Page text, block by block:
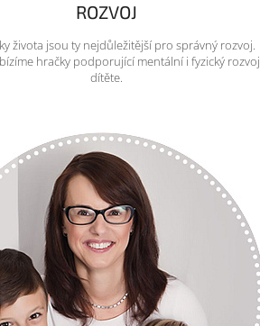
ROZVOJ
života jsou ty nejdůležitější pro správný rozvoj.
hračky podporující mentální i fyzický rozvoj
dítěte.